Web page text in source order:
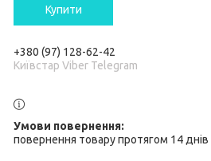
Купити
+380 (97) 128-62-42
Київстар Viber Telegram
повернення товару протягом 14 днів